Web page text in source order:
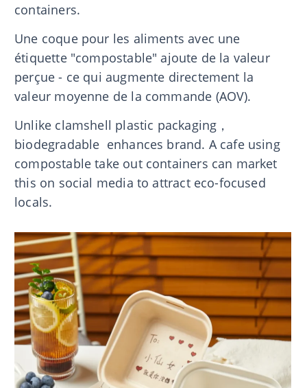
containers.
Une coque pour les aliments avec une
étiquette "compostable" ajoute de la valeur
perçue - ce qui augmente directement la
valeur moyenne de la commande (AOV).
Unlike clamshell plastic packaging，
biodegradable enhances brand. A cafe using
compostable take out containers can market
this on social media to attract eco-focused
locals.